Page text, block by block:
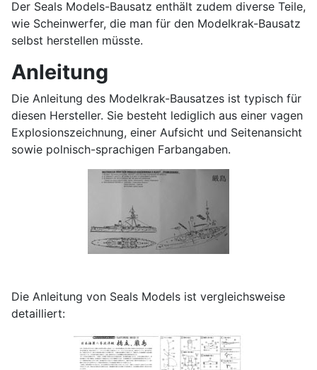
Der Seals Models-Bausatz enthält zudem diverse Teile,
wie Scheinwerfer, die man für den Modelkrak-Bausatz
selbst herstellen müsste.
Anleitung
Die Anleitung des Modelkrak-Bausatzes ist typisch für
diesen Hersteller. Sie besteht lediglich aus einer vagen
Explosionszeichnung, einer Aufsicht und Seitenansicht
sowie polnisch-sprachigen Farbangaben.
Die Anleitung von Seals Models ist vergleichsweise
detailliert: